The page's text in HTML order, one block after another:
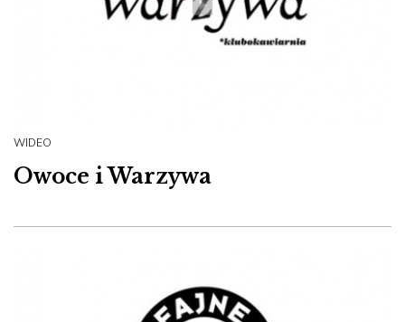
WIDEO
Owoce i Warzywa